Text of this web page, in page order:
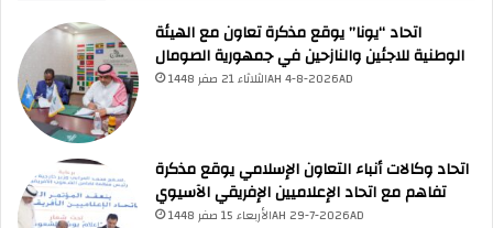
اتحاد “يونا” يوقع مذكرة تعاون مع الهيئة
الوطنية للاجئين والنازحين في جمهورية الصومال
الثلاثاء 21 صفر 1448AH 4-8-2026AD
اتحاد وكالات أنباء التعاون الإسلامي يوقع مذكرة
تفاهم مع اتحاد الإعلاميين الإفريقي الآسيوي
الأربعاء 15 صفر 1448AH 29-7-2026AD